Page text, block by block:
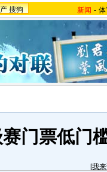
搜狗 新闻 -
门票低门
[我